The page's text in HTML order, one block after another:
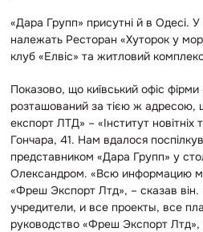
«Дара Групп» присутні й в Одесі. У
належать Ресторан «Хуторок у
клуб «Елвіс» та житловий
Показово, що київський офіс
розташований за тією ж
експорт ЛТД» – «Інститут новітніх
Гончара, 41. Нам вдалося
представником «Дара Групп» у
Олександром. «Всю информацию
«Фреш Экспорт Лтд», – сказав
учредители, и все проекты, все
руководство «Фреш Экспорт